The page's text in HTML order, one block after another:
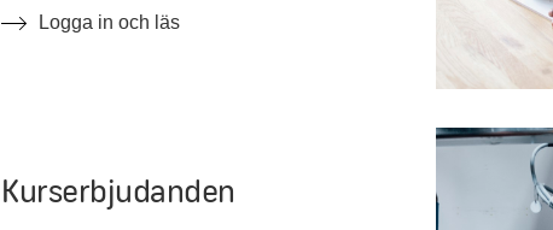
för att ta del av informationen.
Logga in och läs
Kurserbjudanden